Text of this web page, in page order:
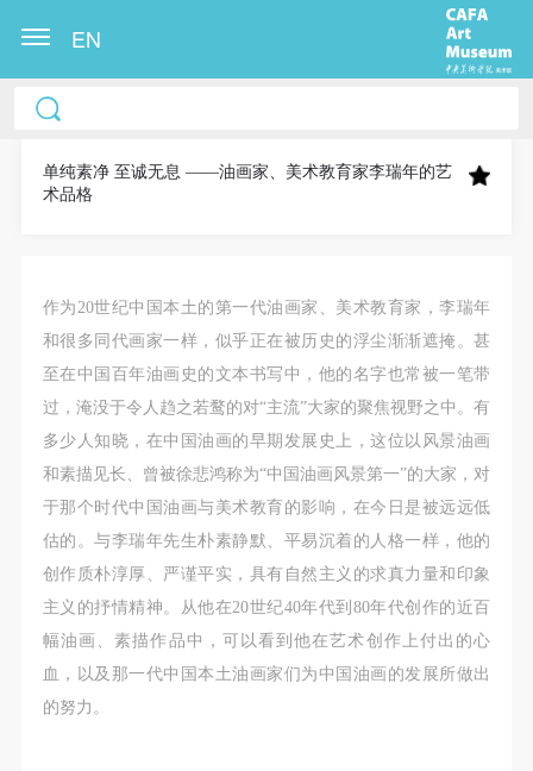
EN
单纯素净 至诚无息 ——油画家、美术教育家李瑞年的艺
术品格
作为20世纪中国本土的第一代油画家、美术教育家，李瑞年
和很多同代画家一样，似乎正在被历史的浮尘渐渐遮掩。甚
至在中国百年油画史的文本书写中，他的名字也常被一笔带
过，淹没于令人趋之若鹜的对“主流”大家的聚焦视野之中。有
多少人知晓，在中国油画的早期发展史上，这位以风景油画
和素描见长、曾被徐悲鸿称为“中国油画风景第一”的大家，对
于那个时代中国油画与美术教育的影响，在今日是被远远低
估的。与李瑞年先生朴素静默、平易沉着的人格一样，他的
创作质朴淳厚、严谨平实，具有自然主义的求真力量和印象
主义的抒情精神。从他在20世纪40年代到80年代创作的近百
幅油画、素描作品中，可以看到他在艺术创作上付出的心
血，以及那一代中国本土油画家们为中国油画的发展所做出
的努力。
中央美术学院美术馆出版授权协议书
称“CAFAM”），愿意将本人参与中央美术学院美术馆
公共教育部组织的公益性活动（包括美术馆会员活
作发表、出版。中央美术学院可以以电子、网络及其
它数字媒体形式公开出版，并同意编入《中国知识资
源总库》《中央美术学院资料库》《中央美术学院美
术馆资料库》等相关资料、文献、档案机构和平台，
在中央美术学院中使用和在互联网上传播，同意按相
关“章程”规定享受相关权益。
中央美术学院美术馆活动安全免责协议书
第一条
本次活动公平公正、自愿参加与退出、风险与责任自
负的原则。但活动有风险，参加者应有必要的风险意
识。
第二条
参加本次活动者必须遵守中华人民共和国的相关法
中央美术学院美术馆出版授权协议书
称“CAFAM”），愿意将本人参与中央美术学院美术馆
公共教育部组织的公益性活动（包括美术馆会员活
作发表、出版。中央美术学院可以以电子、网络及其
它数字媒体形式公开出版，并同意编入《中国知识资
源总库》《中央美术学院资料库》《中央美术学院美
术馆资料库》等相关资料、文献、档案机构和平台，
在中央美术学院中使用和在互联网上传播，同意按相
关“章程”规定享受相关权益。
中央美术学院美术馆活动安全免责协议书
第一条
本次活动公平公正、自愿参加与退出、风险与责任自
负的原则。但活动有风险，参加者应有必要的风险意
识。
第二条
参加本次活动者必须遵守中华人民共和国的相关法
中央美术学院美术馆出版授权协议书
称“CAFAM”），愿意将本人参与中央美术学院美术馆
公共教育部组织的公益性活动（包括美术馆会员活
作发表、出版。中央美术学院可以以电子、网络及其
它数字媒体形式公开出版，并同意编入《中国知识资
源总库》《中央美术学院资料库》《中央美术学院美
术馆资料库》等相关资料、文献、档案机构和平台，
在中央美术学院中使用和在互联网上传播，同意按相
关“章程”规定享受相关权益。
中央美术学院美术馆活动安全免责协议书
第一条
本次活动公平公正、自愿参加与退出、风险与责任自
负的原则。但活动有风险，参加者应有必要的风险意
识。
第二条
参加本次活动者必须遵守中华人民共和国的相关法